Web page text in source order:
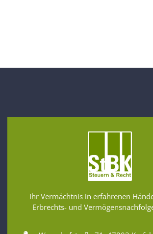
Ihr Vermächtnis in erfahrenen
Erbrechts- und